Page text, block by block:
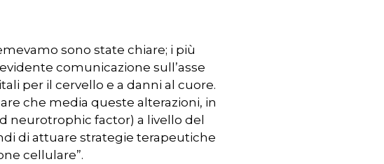
sono state chiare; i più
comunicazione sull’asse
per il cervello e a danni al cuore.
che media queste alterazioni, in
neurotrophic factor) a livello del
di attuare strategie terapeutiche
cellulare”.